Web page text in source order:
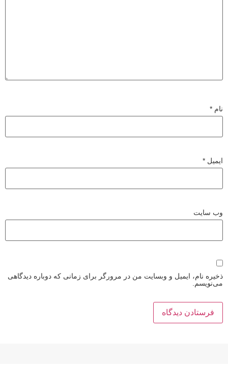
نام *
ایمیل *
وب‌ سایت
ذخیره نام، ایمیل و وبسایت من در مرورگر برای زمانی که دوباره دیدگاهی
می‌نویسم.